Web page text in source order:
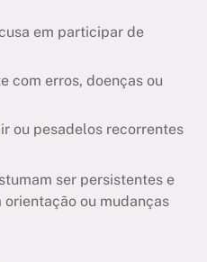
em participar de
com erros, doenças ou
ou pesadelos recorrentes
ser persistentes e
orientação ou mudanças